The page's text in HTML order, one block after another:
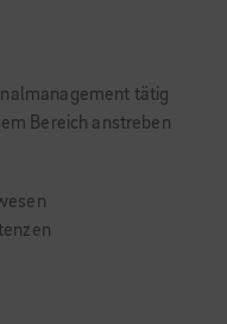
tätig
Bereich anstreben